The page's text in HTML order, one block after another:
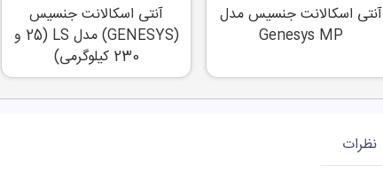
آنتی اسکالانت جنسیس مدل
Genesys MP
آنتی اسکالانت جنسیس
(GENESYS) مدل LS (25 و
230 کیلوگرمی)
نظرات